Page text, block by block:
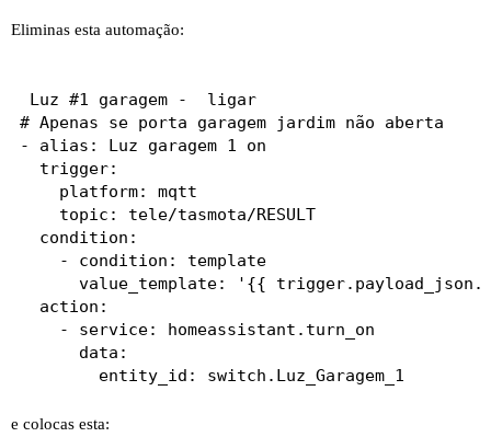
Eliminas esta automação:
Luz #1 garagem -  ligar
# Apenas se porta garagem jardim não aberta
- alias: Luz garagem 1 on
  trigger:
    platform: mqtt
    topic: tele/tasmota/RESULT
  condition:
    - condition: template
value_template: '{{
  action:
    - service: homeassistant.turn_on
      data:
e colocas esta: